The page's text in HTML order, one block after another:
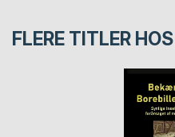
FLERE TITLER HOS